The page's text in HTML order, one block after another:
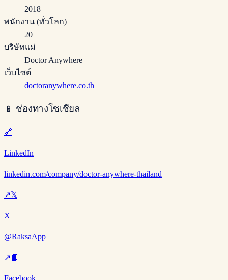
2018
พนักงาน (ทั่วโลก)
20
บริษัทแม่
Doctor Anywhere
เว็บไซต์
doctoranywhere.co.th
📱 ช่องทางโซเชียล
🔗
LinkedIn
linkedin.com/company/doctor-anywhere-thailand
↗𝕏
X
@RaksaApp
↗📘
Facebook